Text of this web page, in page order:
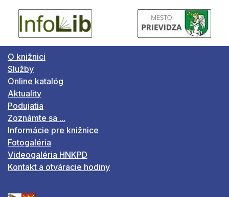
O knižnici
Služby
Online katalóg
Aktuality
Podujatia
Zoznámte sa ...
Informácie pre knižnice
Fotogaléria
Videogaléria HNKPD
Kontakt a otváracie hodiny